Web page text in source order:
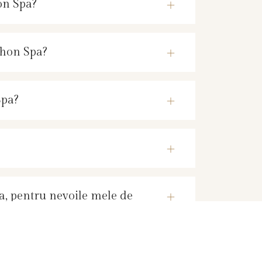
Spa?
Spa?
pentru nevoile mele de